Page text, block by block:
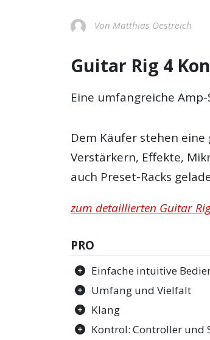
Von Matthias Oestreich
Guitar Rig 4
Eine umfangreiche
Dem Käufer stehen
Verstärkern, Effekte,
auch Preset-Racks
zum detaillierten Guitar
PRO
Einfache intuitive
Umfang und Vielfalt
Klang
Kontrol: Controller und